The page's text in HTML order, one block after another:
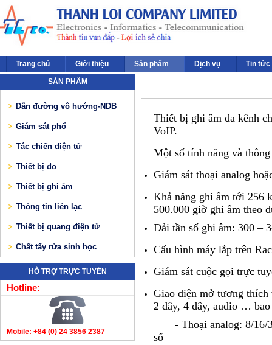
Trang chủ Giới thiệu Sản phẩm Dịch vụ Tin tức
SẢN PHẨM
Dẫn đường vô hướng-NDB
Giám sát phổ
Tác chiến điện tử
Thiết bị đo
Thiết bị ghi âm
Thông tin liên lạc
Thiết bị quang điện tử
Chất tẩy rửa sinh học
HỖ TRỢ TRỰC TUYẾN
Hotline:
Mobile: +84 (0) 24 3856 2387
Thiết bị ghi âm đa kênh
VoIP.
Một số tính năng và
Giám sát thoại analog
Khả năng ghi âm tới 256
500.000 giờ ghi âm theo
Dải tần số ghi âm: 300 –
Cấu hình máy lắp trên
Giám sát cuộc gọi trực
Giao diện mở tương thích
2 dây, 4 dây, audio … bao
- Thoại analog: 8/16/
số